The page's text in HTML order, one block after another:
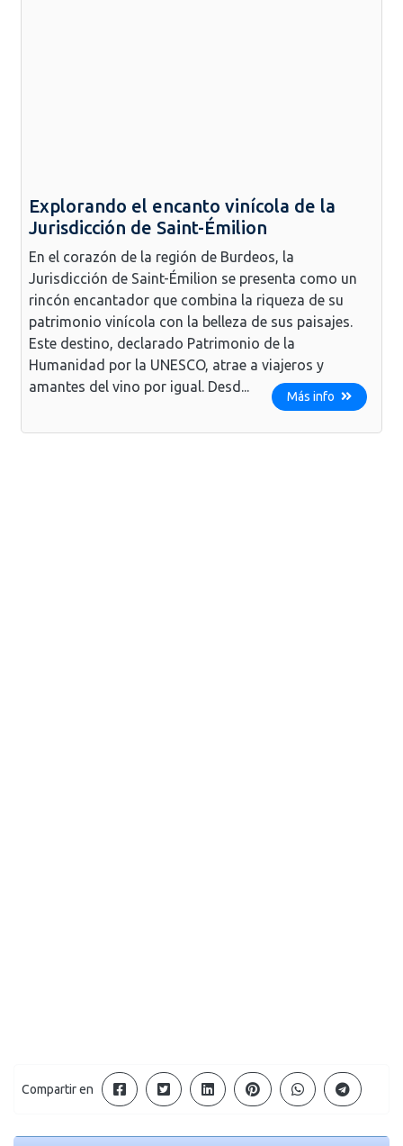
Explorando el encanto vinícola de la
Jurisdicción de Saint-Émilion
En el corazón de la región de Burdeos, la
Jurisdicción de Saint-Émilion se presenta como un
rincón encantador que combina la riqueza de su
patrimonio vinícola con la belleza de sus paisajes.
Este destino, declarado Patrimonio de la
Humanidad por la UNESCO, atrae a viajeros y
amantes del vino por igual. Desd...
Más info
Compartir en